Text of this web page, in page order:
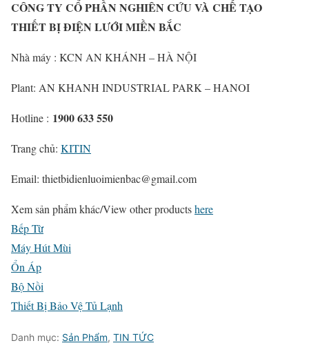
CÔNG TY CỔ PHẦN NGHIÊN CỨU VÀ CHẾ TẠO
THIẾT BỊ ĐIỆN LƯỚI MIỀN BẮC
Nhà máy : KCN AN KHÁNH – HÀ NỘI
Plant: AN KHANH INDUSTRIAL PARK – HANOI
Hotline : 1900 633 550
Trang chủ: KITIN
Email: thietbidienluoimienbac@gmail.com
Xem sản phẩm khác/View other productshere
Bếp Từ
Máy Hút Mùi
Ổn Áp
Bộ Nồi
Thiết Bị Bảo Vệ Tủ Lạnh
Danh mục: Sản Phẩm, TIN TỨC